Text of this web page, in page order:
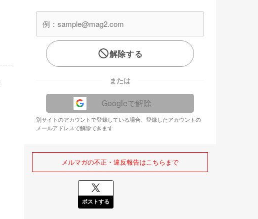
解除する
または
Googleで解除
別サイトのアカウントで登録している場合、登録したアカウントの
メールアドレスで解除できます
メルマガの不正・違反報告はこちらまで
ポストする